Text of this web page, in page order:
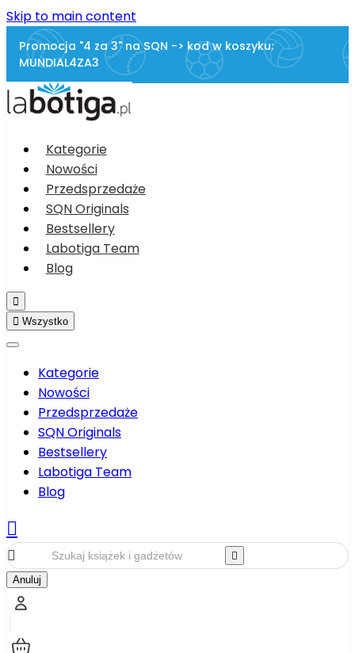
Skip to main content
Promocja "4 za 3" na SQN -> kod w koszyku:
MUNDIAL4ZA3
Kategorie
Nowości
Przedsprzedaże
SQN Originals
Bestsellery
Labotiga Team
Blog

 Wszystko
Kategorie
Nowości
Przedsprzedaże
SQN Originals
Bestsellery
Labotiga Team
Blog



Anuluj